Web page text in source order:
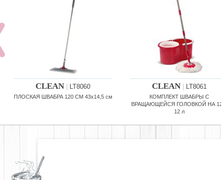
CLEAN LT8060
ПЛОСКАЯ ШВАБРА 120 СМ 43x14,5 см
CLEAN LT8061
КОМПЛЕКТ ШВАБРЫ С
ВРАЩАЮЩЕЙСЯ ГОЛОВКОЙ НА
12 л